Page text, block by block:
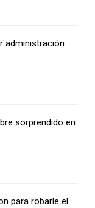
administración
sorprendido en
para robarle el